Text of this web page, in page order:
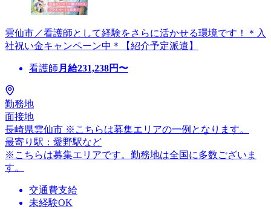
雲仙市／看護師として経験をさらに活かせる環境です！＊入
社祝い金キャンペーン中＊【紹介予定派遣】
看護師 月給231,238円〜
勤務地
面接地
長崎県雲仙市 ※こちらは募集エリアの一例となります。
最寄り駅：愛野駅など
※こちらは募集エリアです。勤務地は全国に多数ございま
す。
交通費支給
未経験OK